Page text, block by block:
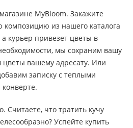
MyBloom. Закажите
композицию из нашего каталога
а курьер привезет цветы в
мы сохраним вашу
вашему адресату. Или
записку с теплыми
Считаете, что тратить кучу
Успейте купить